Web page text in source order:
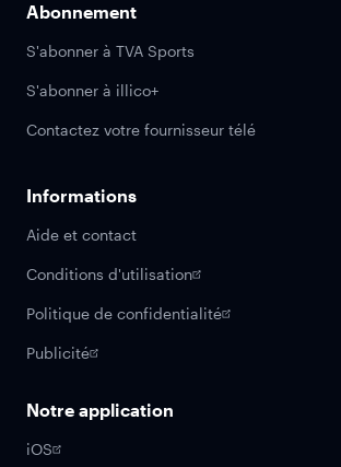
Abonnement
S'abonner à TVA Sports
S'abonner à illico+
Contactez votre fournisseur télé
Informations
Aide et contact
Conditions d'utilisation
Politique de confidentialité
Publicité
Notre application
iOS